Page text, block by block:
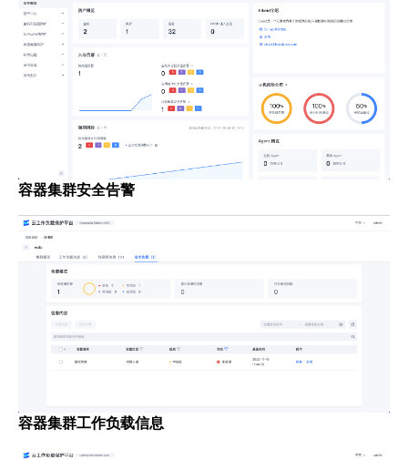
容器集群安全告警
容器集群工作负载信息